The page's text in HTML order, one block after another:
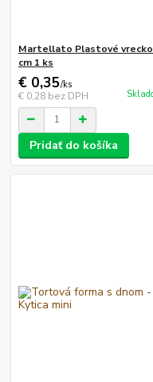
Martellato Plastové vrecko
cm 1 ks
€ 0,35/ks
€ 0,28 bez DPH
Pridať do košíka